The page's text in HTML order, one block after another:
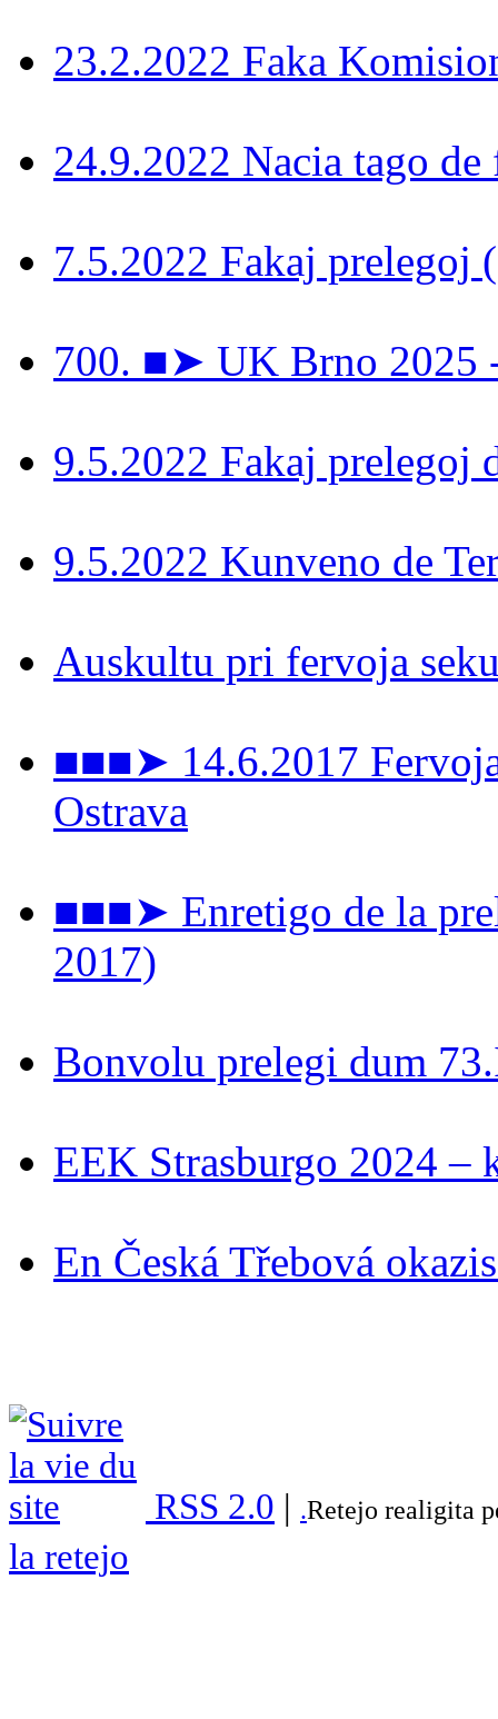
23.2.2022 Faka
24.9.2022 Nacia tago
7.5.2022 Fakaj prelegoj
700. ■➤ UK Brno 2025
9.5.2022 Fakaj prelegoj
9.5.2022 Kunveno de
Auskultu pri fervoja
■■■➤ 14.6.2017
Ostrava
■■■➤ Enretigo de la
2017)
Bonvolu prelegi dum
EEK Strasburgo 2024 –
En Česká Třebová
RSS 2.0 | .Retejo realigita
la retejo